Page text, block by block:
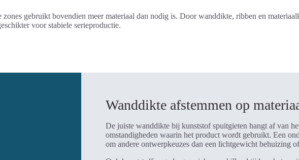
gebruikt bovendien meer materiaal dan nodig is. Door wanddikte, ribben en
voor stabiele serieproductie.
Wanddikte afstemmen op
De juiste wanddikte bij kunststof spuitgieten hangt af van
omstandigheden waarin het product wordt gebruikt. Een
om andere ontwerpkeuzes dan een lichtgewicht behuizing